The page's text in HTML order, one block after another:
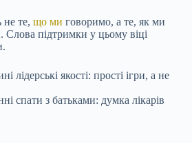
не те, що ми говоримо, а те, як ми
підтримки у цьому віці
лідерські якості: прості ігри, а не
спати з батьками: думка лікарів